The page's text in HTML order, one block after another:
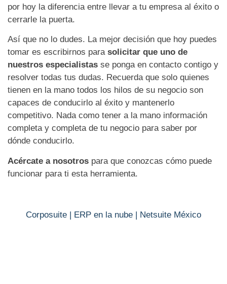
por hoy la diferencia entre llevar a tu empresa al éxito o
cerrarle la puerta.
Así que no lo dudes. La mejor decisión que hoy puedes
tomar es escribirnos para solicitar que uno de
nuestros especialistas se ponga en contacto contigo y
resolver todas tus dudas. Recuerda que solo quienes
tienen en la mano todos los hilos de su negocio son
capaces de conducirlo al éxito y mantenerlo
competitivo. Nada como tener a la mano información
completa y completa de tu negocio para saber por
dónde conducirlo.
Acércate a nosotros para que conozcas cómo puede
funcionar para ti esta herramienta.
Corposuite | ERP en la nube | Netsuite México